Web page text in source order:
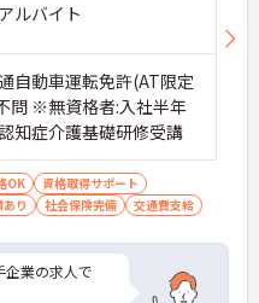
ら、無理のな
ルなどの制限が
働き方を叶えら
日のリフレッシ
ゆとりを維持で
ポートが整備
知症ケアの専
ルバイト
自動車運転免許(AT限定
問 ※無資格者:入社半年
知症介護基礎研修受講
OK
資格取得サポート
り 社会保険完備 交通費支給
企業の求人で